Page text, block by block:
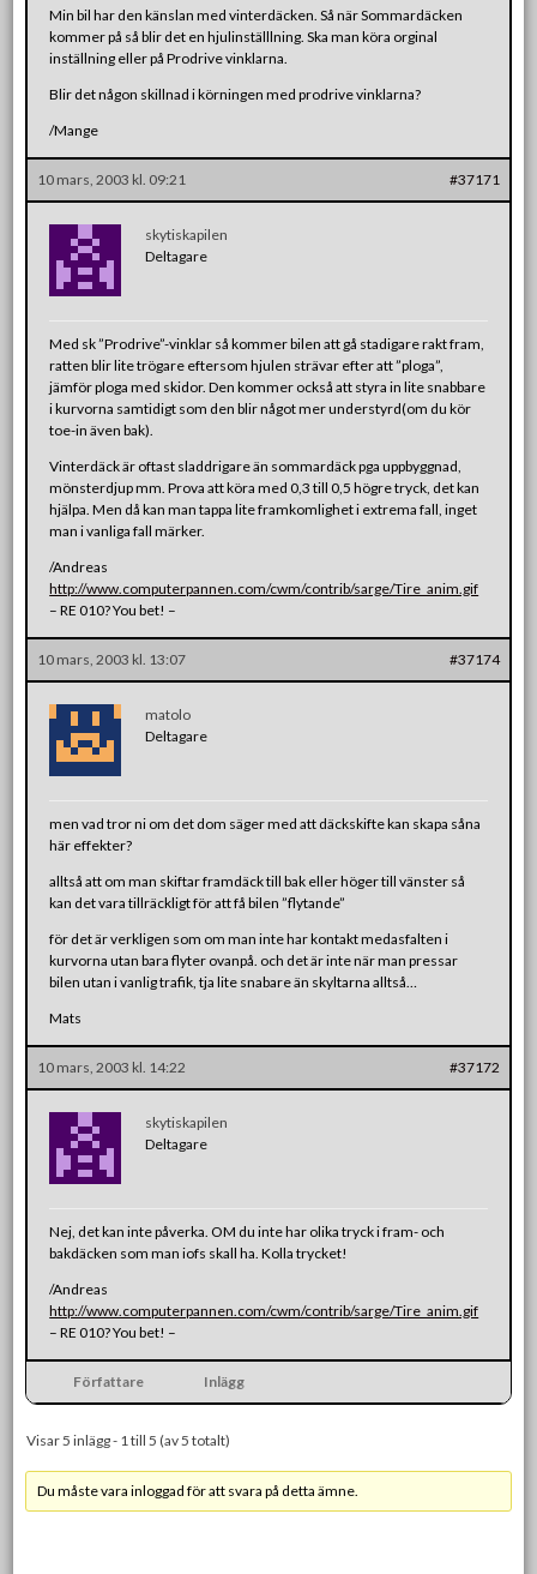
Min bil har den känslan med vinterdäcken. Så när Sommardäcken
kommer på så blir det en hjulinställlning. Ska man köra orginal
inställning eller på Prodrive vinklarna.
Blir det någon skillnad i körningen med prodrive vinklarna?
/Mange
10 mars, 2003 kl. 09:21 #37171
skytiskapilen
Deltagare
Med sk ”Prodrive”-vinklar så kommer bilen att gå stadigare rakt fram,
ratten blir lite trögare eftersom hjulen strävar efter att ”ploga”,
jämför ploga med skidor. Den kommer också att styra in lite snabbare
i kurvorna samtidigt som den blir något mer understyrd(om du kör
toe-in även bak).
Vinterdäck är oftast sladdrigare än sommardäck pga uppbyggnad,
mönsterdjup mm. Prova att köra med 0,3 till 0,5 högre tryck, det kan
hjälpa. Men då kan man tappa lite framkomlighet i extrema fall, inget
man i vanliga fall märker.
/Andreas
http://www.computerpannen.com/cwm/contrib/sarge/Tire_anim.gif
– RE 010? You bet! –
10 mars, 2003 kl. 13:07 #37174
matolo
Deltagare
men vad tror ni om det dom säger med att däckskifte kan skapa såna
här effekter?
alltså att om man skiftar framdäck till bak eller höger till vänster så
kan det vara tillräckligt för att få bilen ”flytande”
för det är verkligen som om man inte har kontakt medasfalten i
kurvorna utan bara flyter ovanpå. och det är inte när man pressar
bilen utan i vanlig trafik, tja lite snabare än skyltarna alltså…
Mats
10 mars, 2003 kl. 14:22 #37172
skytiskapilen
Deltagare
Nej, det kan inte påverka. OM du inte har olika tryck i fram- och
bakdäcken som man iofs skall ha. Kolla trycket!
/Andreas
http://www.computerpannen.com/cwm/contrib/sarge/Tire_anim.gif
– RE 010? You bet! –
Författare Inlägg
Visar 5 inlägg - 1 till 5 (av 5 totalt)
Du måste vara inloggad för att svara på detta ämne.